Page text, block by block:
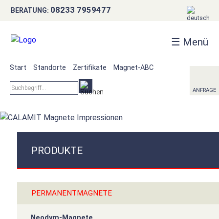
ANFRAGE
BERATUNG: 08233 7959477
Start Standorte Zertifikate Magnet-ABC
☰ Menü
×
PHILOSOPHIE
ANFRAGE
PRODUKTE
PERMANENTMAGNETE